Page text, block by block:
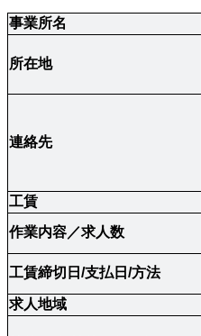
事業所名
所在地
連絡先
工賃
作業内容／求人数
工賃締切日/支払日/方法
求人地域